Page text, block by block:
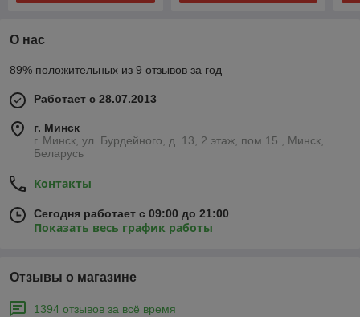
О нас
89% положительных из 9 отзывов за год
Работает с 28.07.2013
г. Минск
г. Минск, ул. Бурдейного, д. 13, 2 этаж, пом.15 , Минск,
Беларусь
Контакты
Сегодня работает с 09:00 до 21:00
Показать весь график работы
Отзывы о магазине
1394 отзывов за всё время